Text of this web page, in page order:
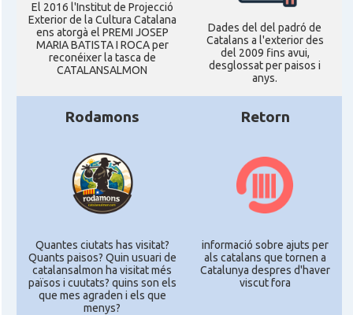
El 2016 l'Institut de Projecció
Exterior de la Cultura Catalana
ens atorgà el PREMI JOSEP
MARIA BATISTA I ROCA per
reconéixer la tasca de
CATALANSALMON
Dades del del padró de
Catalans a l'exterior des
del 2009 fins avui,
desglossat per paisos i
anys.
Rodamons
Quantes ciutats has visitat?
Quants paisos? Quin usuari de
catalansalmon ha visitat més
països i cuutats? quins son els
que mes agraden i els que
menys?
Retorn
informació sobre ajuts per
als catalans que tornen a
Catalunya despres d'haver
viscut fora